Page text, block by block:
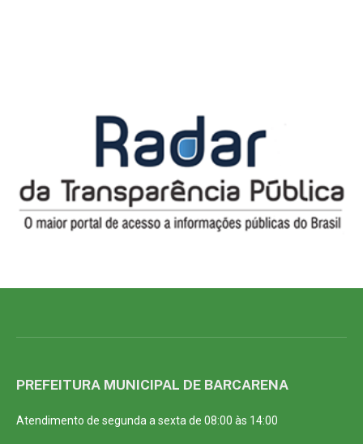
PREFEITURA MUNICIPAL DE BARCARENA
Atendimento de segunda a sexta de 08:00 às 14:00